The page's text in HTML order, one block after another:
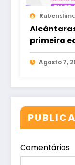
Rubenslima
primeira
corrida e
“Correndo
Agosto 7,
Comentários